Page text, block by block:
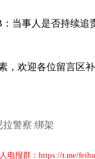
当事人是否持续追
，欢迎各位留言区
拉警察 绑架
电报群：https://t.me/